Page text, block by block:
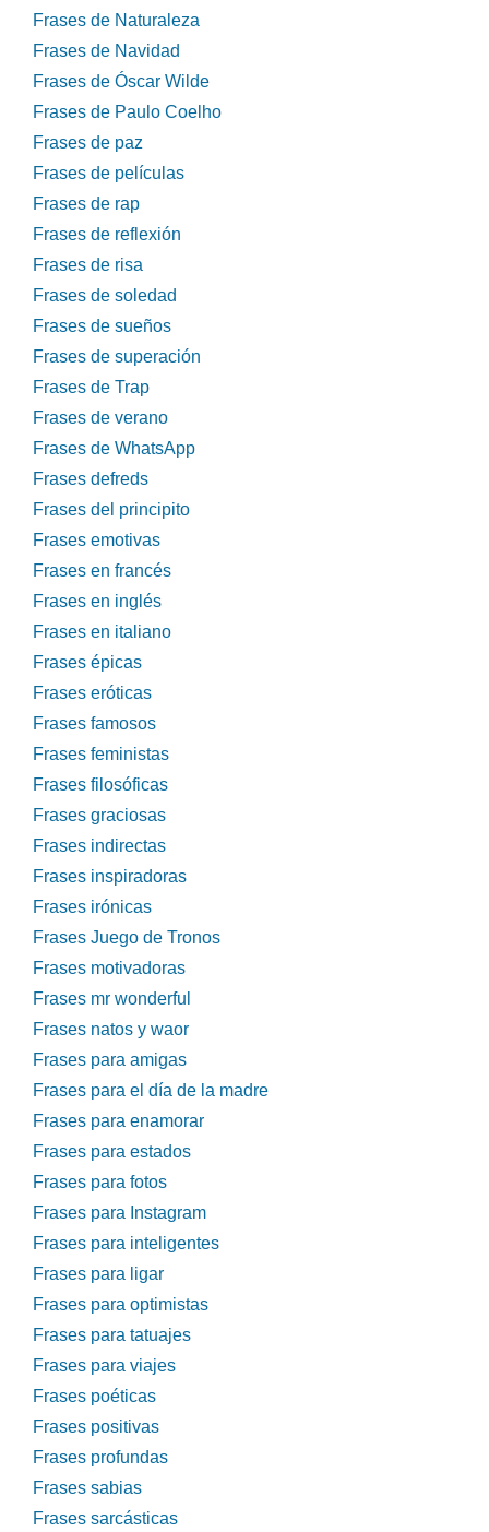
Frases de Naturaleza
Frases de Navidad
Frases de Óscar Wilde
Frases de Paulo Coelho
Frases de paz
Frases de películas
Frases de rap
Frases de reflexión
Frases de risa
Frases de soledad
Frases de sueños
Frases de superación
Frases de Trap
Frases de verano
Frases de WhatsApp
Frases defreds
Frases del principito
Frases emotivas
Frases en francés
Frases en inglés
Frases en italiano
Frases épicas
Frases eróticas
Frases famosos
Frases feministas
Frases filosóficas
Frases graciosas
Frases indirectas
Frases inspiradoras
Frases irónicas
Frases Juego de Tronos
Frases motivadoras
Frases mr wonderful
Frases natos y waor
Frases para amigas
Frases para el día de la madre
Frases para enamorar
Frases para estados
Frases para fotos
Frases para Instagram
Frases para inteligentes
Frases para ligar
Frases para optimistas
Frases para tatuajes
Frases para viajes
Frases poéticas
Frases positivas
Frases profundas
Frases sabias
Frases sarcásticas